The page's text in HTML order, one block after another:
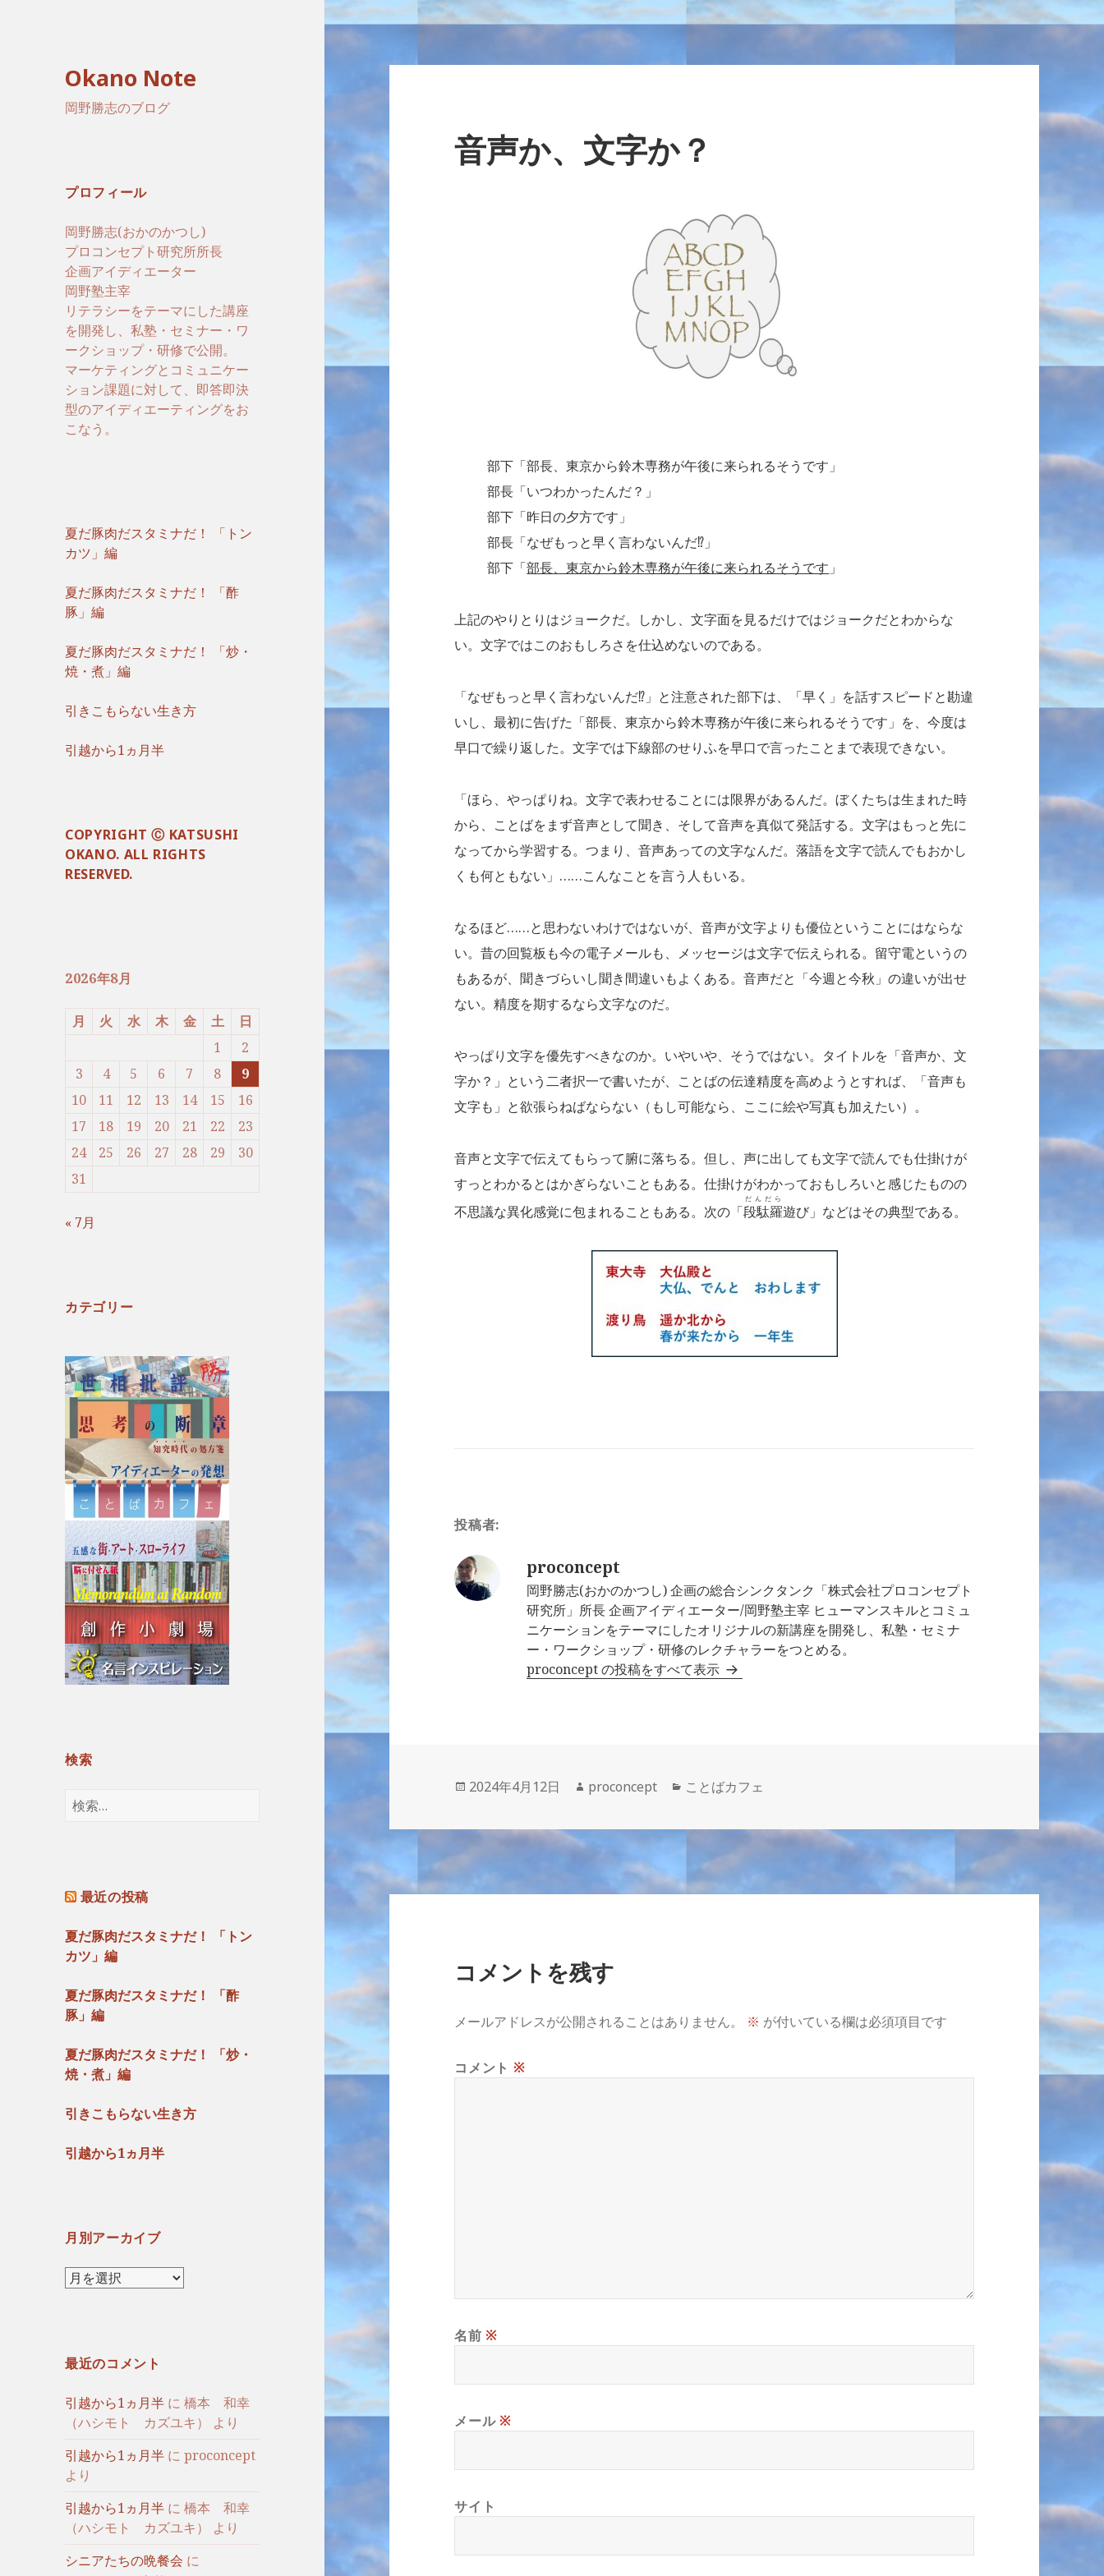
Okano Note
岡野勝志のブログ
プロフィール
岡野勝志(おかのかつし)
プロコンセプト研究所所長
企画アイディエーター
岡野塾主宰
リテラシーをテーマにした講座
を開発し、私塾・セミナー・ワ
ークショップ・研修で公開。
マーケティングとコミュニケー
ション課題に対して、即答即決
型のアイディエーティングをお
こなう。
夏だ豚肉だスタミナだ！ 「トン
カツ」編
夏だ豚肉だスタミナだ！ 「酢
豚」編
夏だ豚肉だスタミナだ！ 「炒・
焼・煮」編
引きこもらない生き方
引越から1ヵ月半
COPYRIGHT Ⓒ KATSUSHI
OKANO. ALL RIGHTS
RESERVED.
2026年8月
月 火 水 木 金 土
日
1
2
3
4 5 6 7 8
9
10
11 12 13 14 15
16
17
18 19 20 21 22
23
24
25 26 27 28 29
30
31
« 7月
カテゴリー
検索
検
索:
最近の投稿
夏だ豚肉だスタミナだ！ 「トン
カツ」編
夏だ豚肉だスタミナだ！ 「酢
豚」編
夏だ豚肉だスタミナだ！ 「炒・
焼・煮」編
引きこもらない生き方
引越から1ヵ月半
月別アーカイブ
月
カ
イ
ブ
最近のコメント
引越から1ヵ月半 に橋本 和幸
（ハシモト カズユキ）
より
引越から1ヵ月半 にproconcept
より
引越から1ヵ月半 に橋本 和幸
（ハシモト カズユキ）
より
シニアたちの晩餐会 に
音声か、文字か？
部下「部長、東京から鈴木専務が午後に来られるそうです」
部長「いつわかったんだ？」
部下「昨日の夕方です」
部長「なぜもっと早く言わないんだ⁉」
部下「部長、東京から鈴木専務が午後に来られるそうです 」
上記のやりとりはジョークだ。しかし、文字面を見るだけではジョークだとわからな
い。文字ではこのおもしろさを仕込めないのである。
「なぜもっと早く言わないんだ⁉」と注意された部下は、「早く」を話すスピードと勘違
いし、最初に告げた「部長、東京から鈴木専務が午後に来られるそうです」を、今度は
早口で繰り返した。文字では下線部のせりふを早口で言ったことまで表現できない。
「ほら、やっぱりね。文字で表わせることには限界があるんだ。ぼくたちは生まれた時
から、ことばをまず音声として聞き、そして音声を真似て発話する。文字はもっと先に
なってから学習する。つまり、音声あっての文字なんだ。落語を文字で読んでもおかし
くも何ともない」……こんなことを言う人もいる。
なるほど……と思わないわけではないが、音声が文字よりも優位ということにはならな
い。昔の回覧板も今の電子メールも、メッセージは文字で伝えられる。留守電というの
もあるが、聞きづらいし聞き間違いもよくある。音声だと「今週と今秋」の違いが出せ
ない。精度を期するなら文字なのだ。
やっぱり文字を優先すべきなのか。いやいや、そうではない。タイトルを「音声か、文
字か？」という二者択一で書いたが、ことばの伝達精度を高めようとすれば、「音声も
文字も」と欲張らねばならない（もし可能なら、ここに絵や写真も加えたい）。
音声と文字で伝えてもらって腑に落ちる。但し、声に出しても文字で読んでも仕掛けが
すっとわかるとはかぎらないこともある。仕掛けがわかっておもしろいと感じたものの
不思議な異化感覚に包まれることもある。次の「段駄羅
だんだら
遊び」などはその典型である。
投稿者:
proconcept
岡野勝志(おかのかつし) 企画の総合シンクタンク「株式会社プロコンセプト
研究所」所長 企画アイディエーター/岡野塾主宰 ヒューマンスキルとコミュ
ニケーションをテーマにしたオリジナルの新講座を開発し、私塾・セミナ
ー・ワークショップ・研修のレクチャラーをつとめる。
proconcept の投稿をすべて表示
投
日:
2024年4月12日
作
者
proconcept
カ
ゴ
ことばカフェ
コメントを残す
メールアドレスが公開されることはありません。 ※ が付いている欄は必須項目です
コメント ※
名前※
メール※
サイト